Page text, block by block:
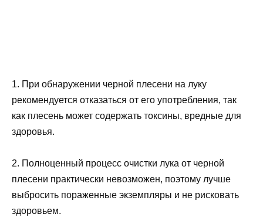
1. При обнаружении черной плесени на луку
рекомендуется отказаться от его употребления, так
как плесень может содержать токсины, вредные для
здоровья.
2. Полноценный процесс очистки лука от черной
плесени практически невозможен, поэтому лучше
выбросить пораженные экземпляры и не рисковать
здоровьем.